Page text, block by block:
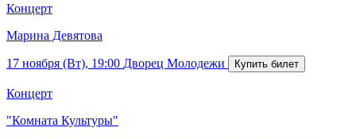
Концерт
Марина Девятова
17 ноября (Вт), 19:00 Дворец Молодежи
Концерт
"Комната Культуры"